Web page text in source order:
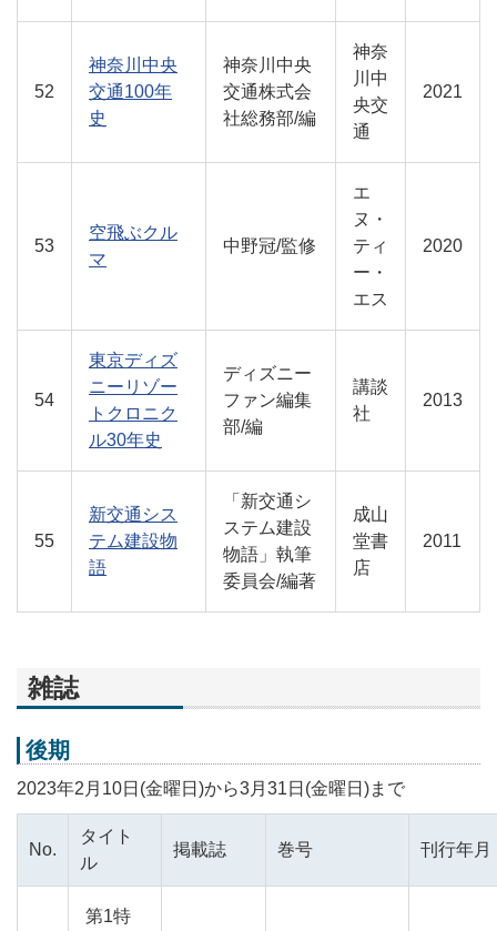
52
神奈川中央
交通100年
史
神奈川中央
交通株式会
社総務部/編
神奈
川中
央交
通
2021
53
空飛ぶクル
マ
中野冠/監修
エ
ヌ・
ティ
ー・
エス
2020
54
東京ディズ
ニーリゾー
トクロニク
ル30年史
ディズニー
ファン編集
部/編
講談
社
2013
55
新交通シス
テム建設物
語
「新交通シ
ステム建設
物語」執筆
委員会/編著
成山
堂書
店
2011
雑誌
後期
2023年2月10日(金曜日)から3月31日(金曜日)まで
No.
タイト
ル
掲載誌 巻号 刊行年月
第1特